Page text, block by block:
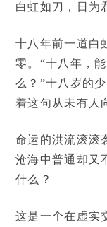
白虹如刀，日为
十八年前一道白
零。“十八年，
么？”十八岁的
着这句从未有人
命运的洪流滚滚
沧海中普通却又
什么？
这是一个在虚实